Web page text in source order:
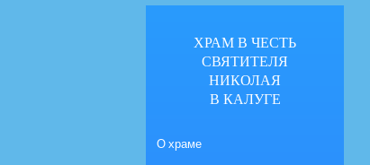
ХРАМ В ЧЕСТЬ
СВЯТИТЕЛЯ
НИКОЛАЯ
В КАЛУГЕ
О храме